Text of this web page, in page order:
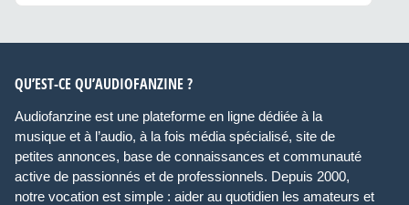
QU’EST-CE QU’AUDIOFANZINE ?
Audiofanzine est une plateforme en ligne dédiée à la
musique et à l’audio, à la fois média spécialisé, site de
petites annonces, base de connaissances et communauté
active de passionnés et de professionnels. Depuis 2000,
notre vocation est simple : aider au quotidien les amateurs et